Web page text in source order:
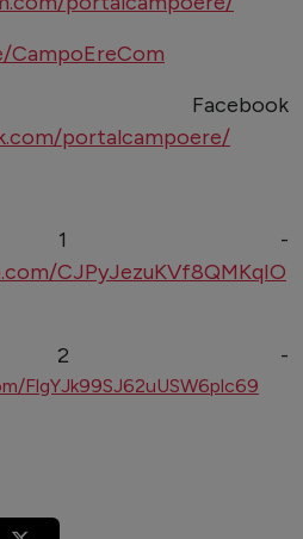
portalcampoere/
1 -
CJPyJezuKVf8QMKqIO
2 -
FlgYJk99SJ62uUSW6plc69